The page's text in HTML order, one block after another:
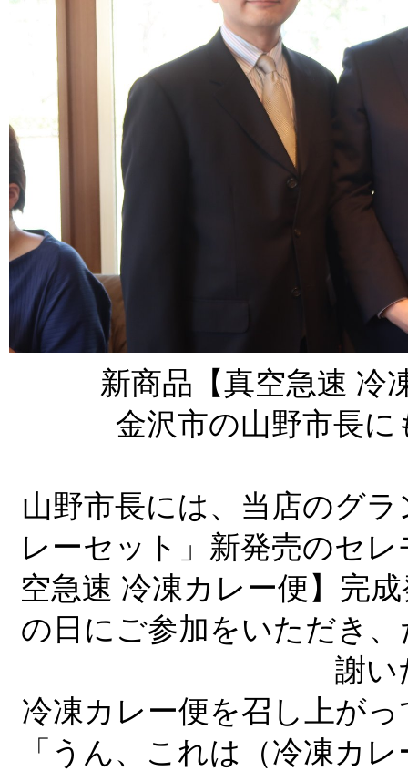
新商品【真空急速 冷
金沢市の山野市長
山野市長には、当店のグ
レーセット」新発売のセ
空急速 冷凍カレー便】完
の日にご参加をいただき
謝い
冷凍カレー便を召し上が
「うん、これは（冷凍カ